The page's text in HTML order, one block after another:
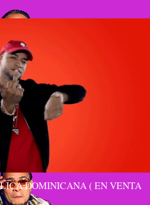
DOMINICANA ( EN VENTA